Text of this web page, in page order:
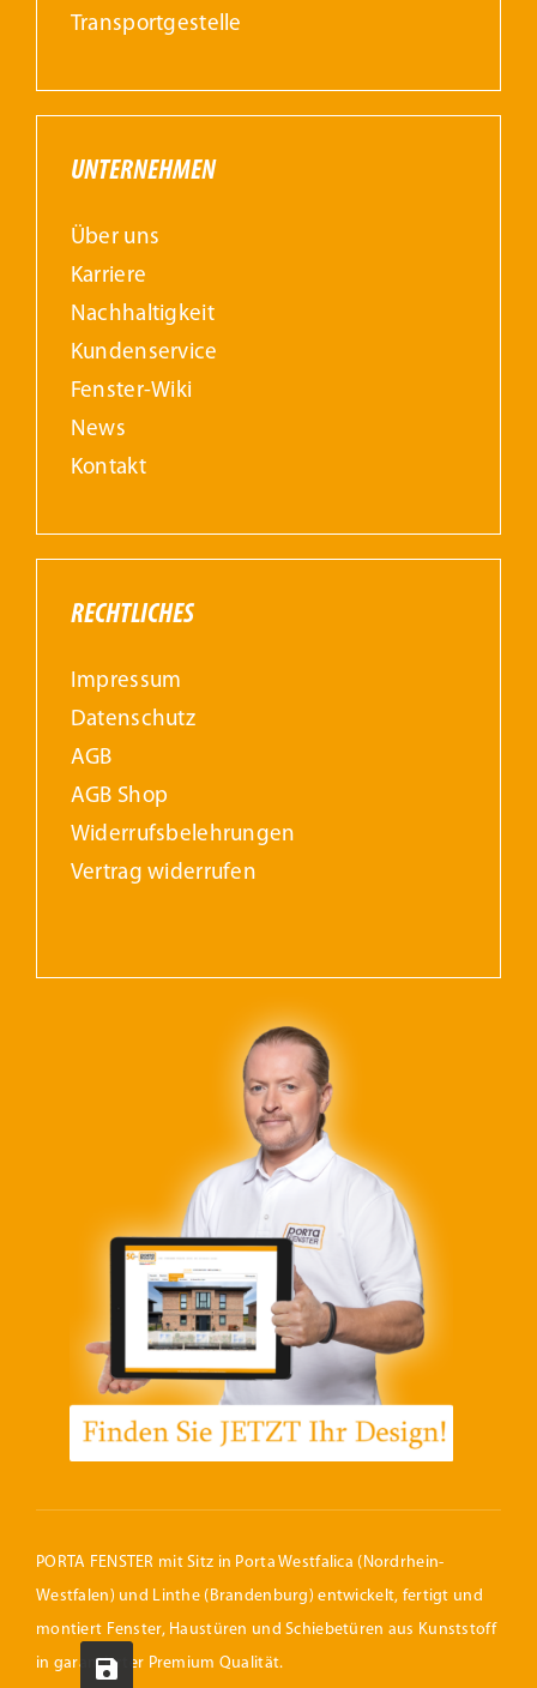
Transportgestelle
UNTERNEHMEN
Über uns
Karriere
Nachhaltigkeit
Kundenservice
Fenster-Wiki
News
Kontakt
RECHTLICHES
Impressum
Datenschutz
AGB
AGB Shop
Widerrufs­belehrungen
Vertrag widerrufen
PORTA FENSTER mit Sitz in Porta Westfalica (Nordrhein-
Westfalen) und Linthe (Brandenburg) entwickelt, fertigt und
montiert Fenster, Haustüren und Schiebetüren aus Kunststoff
in garantierter Premium Qualität.